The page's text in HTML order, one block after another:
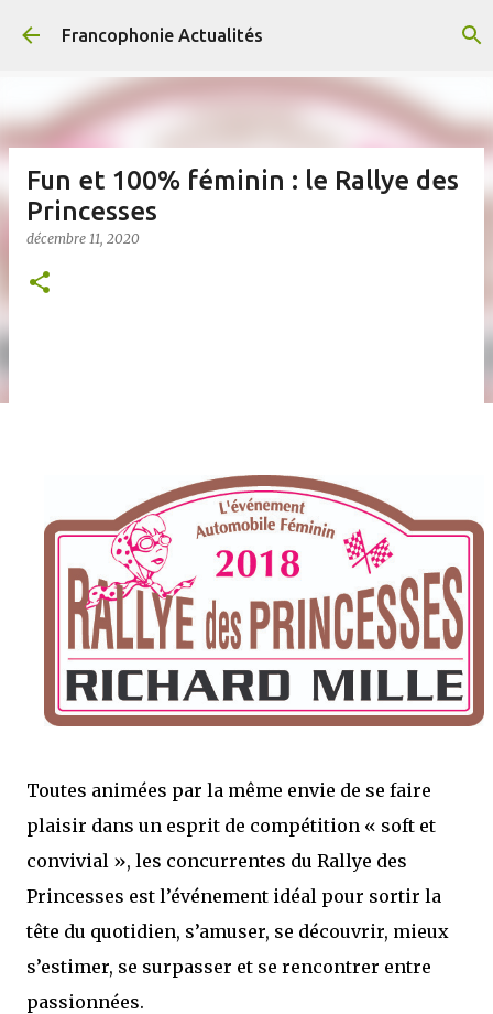
Accéder au contenu principal
Francophonie Actualités
Fun et 100% féminin : le Rallye des
Princesses
décembre 11, 2020
Toutes animées par la même envie de se faire
plaisir dans un esprit de compétition « soft et
convivial », les concurrentes du Rallye des
Princesses est l’événement idéal pour sortir la
tête du quotidien, s’amuser, se découvrir, mieux
s’estimer, se surpasser et se rencontrer entre
passionnées.